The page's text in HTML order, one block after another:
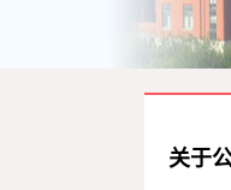
关于